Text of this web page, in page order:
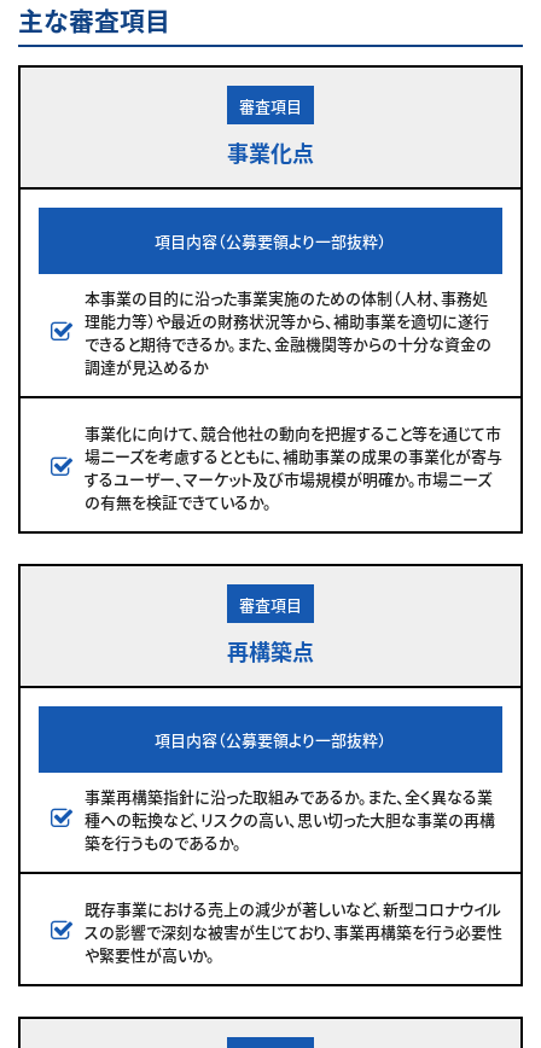
主な審査項目
審査項目
事業化点
項目内容（公募要領より一部抜粋）
本事業の目的に沿った事業実施のための体制（人材、事務処
理能力等）や最近の財務状況等から、補助事業を適切に遂行
できると期待できるか。また、金融機関等からの十分な資金の
調達が見込めるか
事業化に向けて、競合他社の動向を把握すること等を通じて市
場ニーズを考慮するとともに、補助事業の成果の事業化が寄与
するユーザー、マーケット及び市場規模が明確か。市場ニーズ
の有無を検証できているか。
審査項目
再構築点
項目内容（公募要領より一部抜粋）
事業再構築指針に沿った取組みであるか。また、全く異なる業
種への転換など、リスクの高い、思い切った大胆な事業の再構
築を行うものであるか。
既存事業における売上の減少が著しいなど、新型コロナウイル
スの影響で深刻な被害が生じており、事業再構築を行う必要性
や緊要性が高いか。